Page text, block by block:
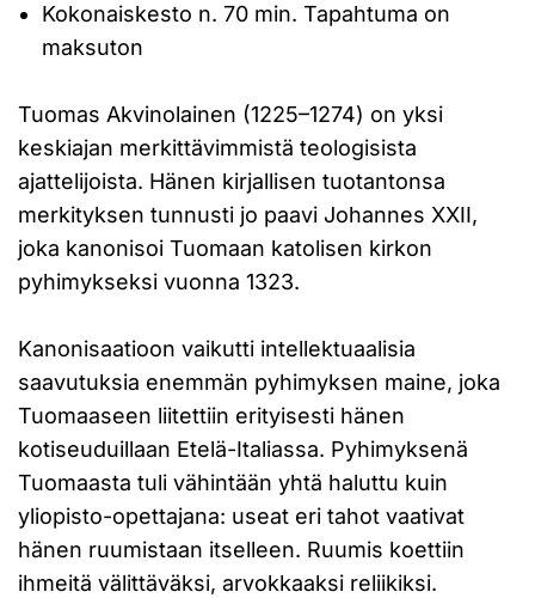
Kokonaiskesto n. 70 min. Tapahtuma on
maksuton
Tuomas Akvinolainen (1225–1274) on yksi
keskiajan merkittävimmistä teologisista
ajattelijoista. Hänen kirjallisen tuotantonsa
merkityksen tunnusti jo paavi Johannes XXII,
joka kanonisoi Tuomaan katolisen kirkon
pyhimykseksi vuonna 1323.
Kanonisaatioon vaikutti intellektuaalisia
saavutuksia enemmän pyhimyksen maine, joka
Tuomaaseen liitettiin erityisesti hänen
kotiseuduillaan Etelä-Italiassa. Pyhimyksenä
Tuomaasta tuli vähintään yhtä haluttu kuin
yliopisto-opettajana: useat eri tahot vaativat
hänen ruumistaan itselleen. Ruumis koettiin
ihmeitä välittäväksi, arvokkaaksi reliikiksi.